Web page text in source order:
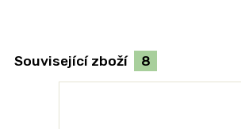
Související zboží 8